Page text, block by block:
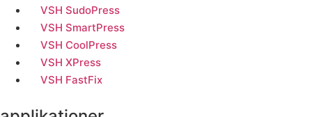
VSH SudoPress
VSH SmartPress
VSH CoolPress
VSH XPress
VSH FastFix